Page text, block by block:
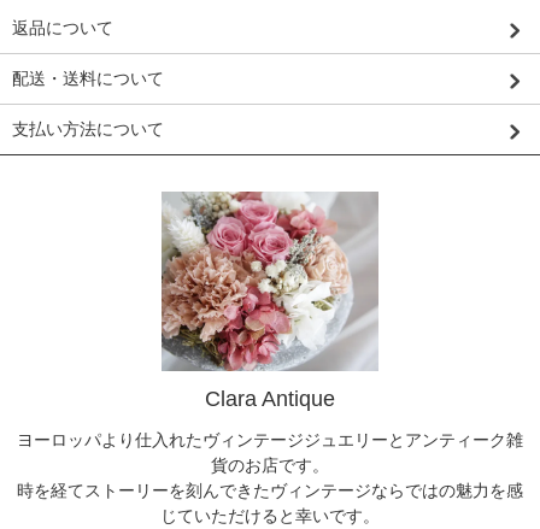
返品について
配送・送料について
支払い方法について
Clara Antique
ヨーロッパより仕入れたヴィンテージジュエリーとアンティーク雑
貨のお店です。
時を経てストーリーを刻んできたヴィンテージならではの魅力を感
じていただけると幸いです。